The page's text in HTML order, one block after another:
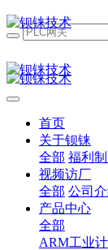
首页
关于钡铼
全部 福利
视频访厂
全部 公司
产品中心
全部
ARM工业